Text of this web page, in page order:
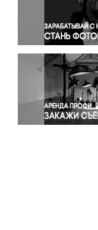
Правосудие
Религия
Светская
Спорт
Экология
Экономика